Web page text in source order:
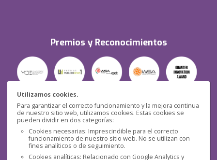
Utilizamos cookies.
Para garantizar el correcto funcionamiento y la mejora continua
de nuestro sitio web, utilizamos cookies. Estas cookies se
pueden dividir en dos categorías:
Cookies necesarias: Imprescindible para el correcto
funcionamiento de nuestro sitio web. No se utilizan con
fines analíticos o de seguimiento.
Cookies analíticas: Relacionado con Google Analytics y
Premios y Reconocimientos
Seguridad